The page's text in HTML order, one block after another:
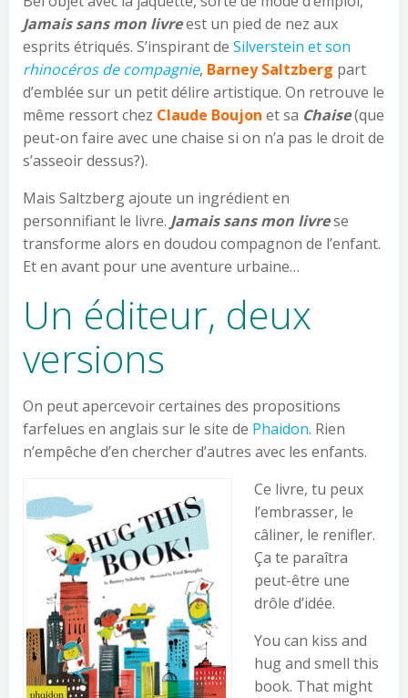
Jamais sans mon livreest un pied de nez aux
esprits étriqués. S’inspirant de Silverstein et son
rhinocéros de compagnie, Barney Saltzberg part
d’emblée sur un petit délire artistique. On retrouve le
même ressort chez Claude Boujon et sa Chaise(que
peut-on faire avec une chaise si on n’a pas le droit de
s’asseoir dessus?).
Mais Saltzberg ajoute un ingrédient en
personnifiant le livre. Jamais sans mon livrese
transforme alors en doudou compagnon de l’enfant.
Et en avant pour une aventure urbaine…
Un éditeur, deux
versions
On peut apercevoir certaines des propositions
farfelues en anglais sur le site de Phaidon. Rien
n’empêche d’en chercher d’autres avec les enfants.
Ce livre, tu peux
l’embrasser, le
câliner, le renifler.
Ça te paraîtra
peut-être une
drôle d’idée.
You can kiss and
hug and smell this
book. That might